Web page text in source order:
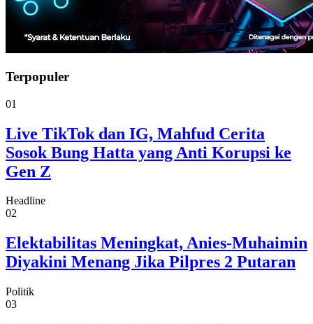
Terpopuler
01
Live TikTok dan IG, Mahfud Cerita
Sosok Bung Hatta yang Anti Korupsi ke
Gen Z
Headline
02
Elektabilitas Meningkat, Anies-Muhaimin
Diyakini Menang Jika Pilpres 2 Putaran
Politik
03